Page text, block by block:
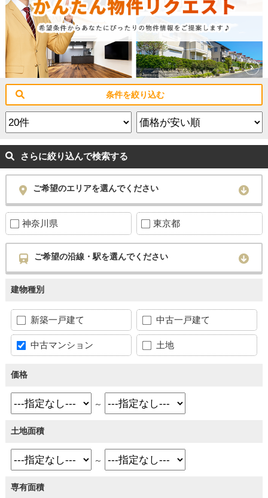
条件を絞り込む
さらに絞り込んで検索する
ご希望のエリアを選んでください
神奈川県 東京都
ご希望の沿線・駅を選んでください
建物種別
新築一戸建て 中古一戸建て
中古マンション 土地
価格
～
土地面積
～
専有面積